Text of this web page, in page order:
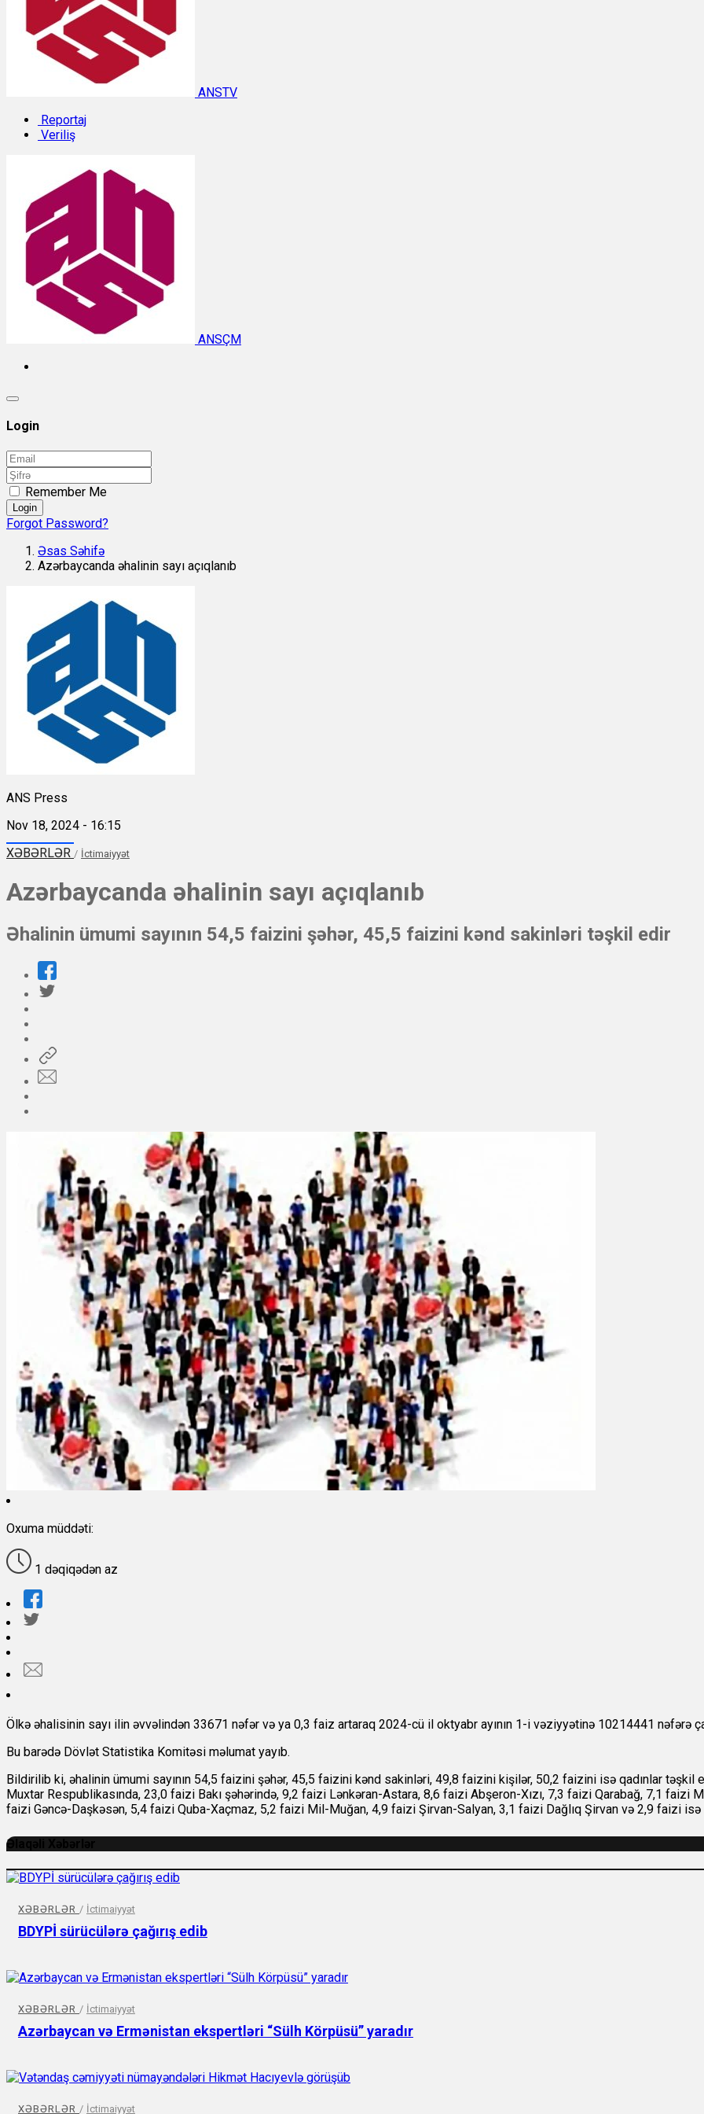
ANSTV
Reportaj
Veriliş
ANSÇM
Login
Remember Me
Login
Forgot Password?
Əsas Səhifə
Azərbaycanda əhalinin sayı açıqlanıb
ANS Press
Nov 18, 2024 - 16:15
XƏBƏRLƏR / İctimaiyyət
Azərbaycanda əhalinin sayı açıqlanıb
Əhalinin ümumi sayının 54,5 faizini şəhər, 45,5 faizini kənd sakinləri təşkil edir
Oxuma müddəti:
1 dəqiqədən az
Ölkə əhalisinin sayı ilin əvvəlindən 33671 nəfər və ya 0,3 faiz artaraq 2024-cü il oktyabr ayının 1-i vəziyyətinə 10214441 nəfərə
Bu barədə Dövlət Statistika Komitəsi məlumat yayıb.
Bildirilib ki, əhalinin ümumi sayının 54,5 faizini şəhər, 45,5 faizini kənd sakinləri, 49,8 faizini kişilər, 50,2 faizini isə qadınlar təşkil
Muxtar Respublikasında, 23,0 faizi Bakı şəhərində, 9,2 faizi Lənkəran-Astara, 8,6 faizi Abşeron-Xızı, 7,3 faizi Qarabağ, 7,1
faizi Gəncə-Daşkəsən, 5,4 faizi Quba-Xaçmaz, 5,2 faizi Mil-Muğan, 4,9 faizi Şirvan-Salyan, 3,1 faizi Dağlıq Şirvan və 2,9 faizi
Əlaqəli Xəbərlər
XƏBƏRLƏR / İctimaiyyət
BDYPİ sürücülərə çağırış edib
XƏBƏRLƏR / İctimaiyyət
Azərbaycan və Ermənistan ekspertləri “Sülh Körpüsü” yaradır
XƏBƏRLƏR / İctimaiyyət